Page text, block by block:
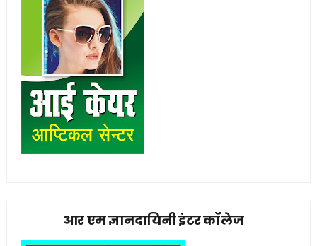
आर एम ज्ञानदायिनी इंटर कॉलेज